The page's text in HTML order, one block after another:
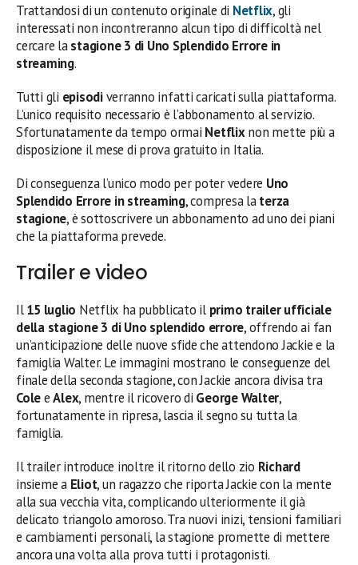
Trattandosi di un contenuto originale di Netflix, gli
interessati non incontreranno alcun tipo di difficoltà nel
cercare lastagione 3 di Uno Splendido Errore in
streaming.
Tutti gli episodiverranno infatti caricati sulla piattaforma.
L’unico requisito necessario è l’abbonamento al servizio.
Sfortunatamente da tempo ormai Netflixnon mette più a
disposizione il mese di prova gratuito in Italia.
Di conseguenza l’unico modo per poter vedere Uno
Splendido Errore in streaming, compresa laterza
stagione, è sottoscrivere un abbonamento ad uno dei piani
che la piattaforma prevede.
Trailer e video
Il15 luglio Netflix ha pubblicato il primo trailer ufficiale
della stagione 3 di Uno splendido errore, offrendo ai fan
un’anticipazione delle nuove sfide che attendono Jackie e la
famiglia Walter. Le immagini mostrano le conseguenze del
finale della seconda stagione, con Jackie ancora divisa tra
ColeeAlex, mentre il ricovero di George Walter,
fortunatamente in ripresa, lascia il segno su tutta la
famiglia.
Il trailer introduce inoltre il ritorno dello zio Richard
insieme a Eliot, un ragazzo che riporta Jackie con la mente
alla sua vecchia vita, complicando ulteriormente il già
delicato triangolo amoroso. Tra nuovi inizi, tensioni familiari
e cambiamenti personali, la stagione promette di mettere
ancora una volta alla prova tutti i protagonisti.